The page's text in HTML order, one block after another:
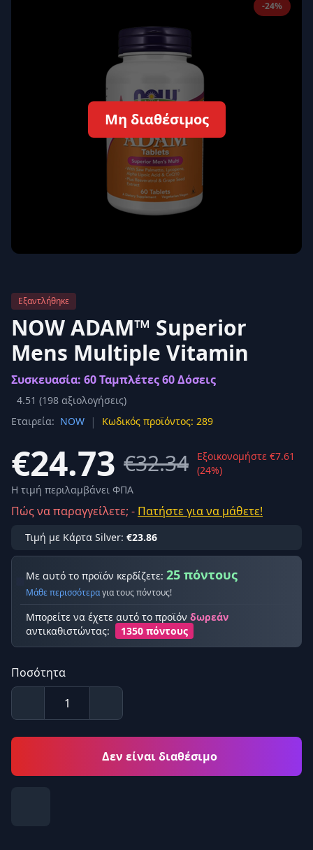
-24%
Μη διαθέσιμος
Εξαντλήθηκε
NOW ADAM™ Superior
Mens Multiple Vitamin
Συσκευασία: 60 Ταμπλέτες 60 Δόσεις
4.51 (198 αξιολογήσεις)
Εταιρεία: NOW | Κωδικός προϊόντος: 289
€24.73 €32.34
Εξοικονομήστε €7.61
(24%)
Η τιμή περιλαμβάνει ΦΠΑ
Πώς να παραγγείλετε; - Πατήστε για να μάθετε!
Τιμή με Κάρτα Silver: €23.86
Με αυτό το προϊόν κερδίζετε: 25 πόντους
Μάθε περισσότεραγια τους πόντους!
Μπορείτε να έχετε αυτό το προϊόν δωρεάν
αντικαθιστώντας:
1350 πόντους
Ποσότητα
Δεν είναι διαθέσιμο
Ξεχάσατε τον κωδικό σας;
Σύνδεση
Δεν έχετε λογαριασμό; Εγγραφείτε εδώ
Ασφαλής σύνδεση